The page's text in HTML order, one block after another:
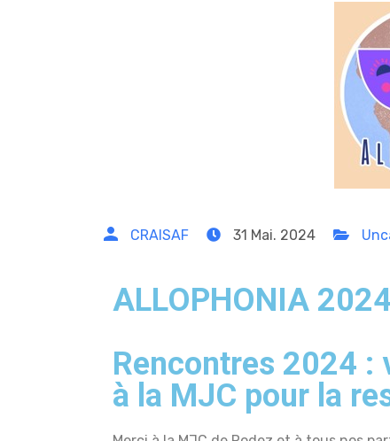
CRAISAF 31 Mai. 2024
ALLOPHONIA 2024
Rencontres 2024 :
à la MJC pour la